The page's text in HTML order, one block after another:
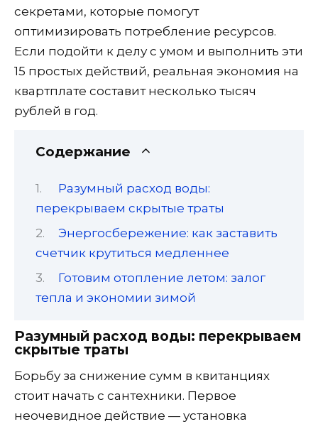
секретами, которые помогут
оптимизировать потребление ресурсов.
Если подойти к делу с умом и выполнить эти
15 простых действий, реальная экономия на
квартплате составит несколько тысяч
рублей в год.
Содержание
Разумный расход воды:
перекрываем скрытые траты
Энергосбережение: как заставить
счетчик крутиться медленнее
Готовим отопление летом: залог
тепла и экономии зимой
Разумный расход воды: перекрываем
скрытые траты
Борьбу за снижение сумм в квитанциях
стоит начать с сантехники. Первое
неочевидное действие — установка